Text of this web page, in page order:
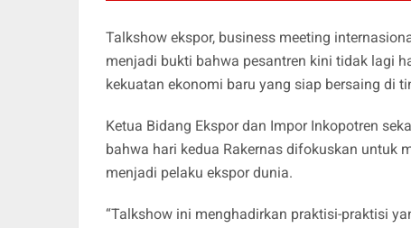
Talkshow ekspor, business meeting
menjadi bukti bahwa pesantren kini tidak lagi
kekuatan ekonomi baru yang siap bersaing di
Ketua Bidang Ekspor dan Impor Inkopotren
bahwa hari kedua Rakernas difokuskan untuk
menjadi pelaku ekspor dunia.
“Talkshow ini menghadirkan praktisi-praktisi